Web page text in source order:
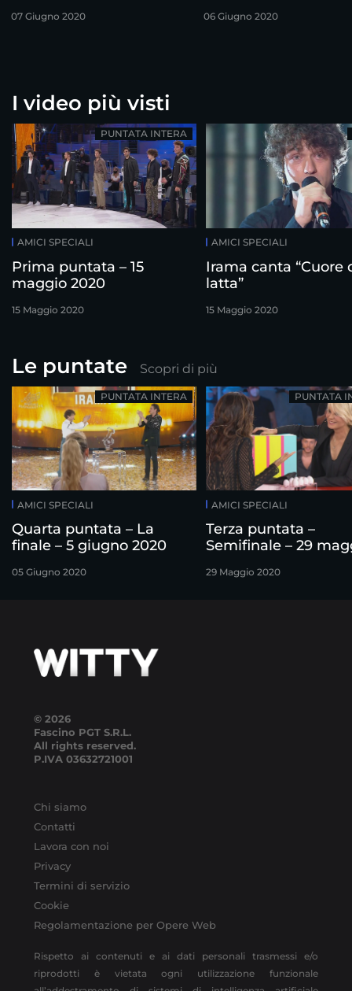
07 Giugno 2020 06 Giugno 2020
I video più visti
AMICI SPECIALI
Prima puntata – 15
maggio 2020
15 Maggio 2020
PUNTATA INTERA
AMICI SPECIALI
Irama canta “Cuore
latta”
15 Maggio 2020
Le puntate Scopri di più
AMICI SPECIALI
Quarta puntata – La
finale – 5 giugno 2020
05 Giugno 2020
PUNTATA INTERA
AMICI SPECIALI
Terza puntata –
Semifinale – 29
29 Maggio 2020
PUNTATA
© 2026
Fascino PGT S.R.L.
All rights reserved.
P.IVA 03632721001
Chi siamo
Contatti
Lavora con noi
Privacy
Termini di servizio
Cookie
Regolamentazione per Opere Web
Rispetto ai contenuti e ai dati personali trasmessi e/o
riprodotti è vietata ogni utilizzazione funzionale